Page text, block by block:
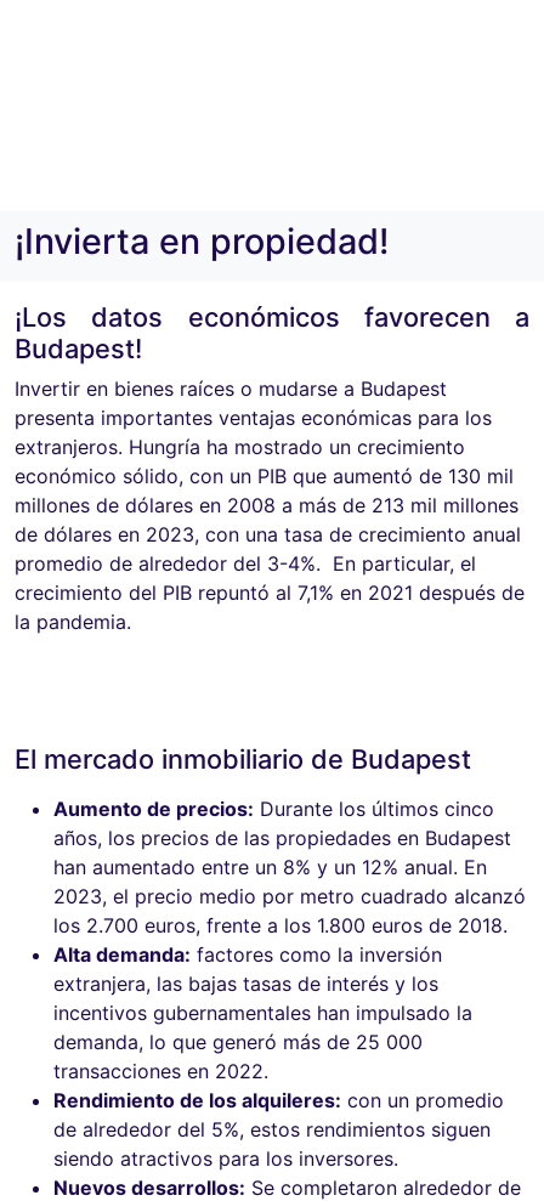
¡Invierta en propiedad!
¡Los datos económicos favorecen a
Budapest!
Invertir en bienes raíces o mudarse a Budapest
presenta importantes ventajas económicas para los
extranjeros. Hungría ha mostrado un crecimiento
económico sólido, con un PIB que aumentó de 130 mil
millones de dólares en 2008 a más de 213 mil millones
de dólares en 2023, con una tasa de crecimiento anual
promedio de alrededor del 3-4%. En particular, el
crecimiento del PIB repuntó al 7,1% en 2021 después de
la pandemia.
El mercado inmobiliario de Budapest
Aumento de precios: Durante los últimos cinco
años, los precios de las propiedades en Budapest
han aumentado entre un 8% y un 12% anual. En
2023, el precio medio por metro cuadrado alcanzó
los 2.700 euros, frente a los 1.800 euros de 2018.
Alta demanda: factores como la inversión
extranjera, las bajas tasas de interés y los
incentivos gubernamentales han impulsado la
demanda, lo que generó más de 25 000
transacciones en 2022.
Rendimiento de los alquileres: con un promedio
de alrededor del 5%, estos rendimientos siguen
siendo atractivos para los inversores.
Nuevos desarrollos: Se completaron alrededor de